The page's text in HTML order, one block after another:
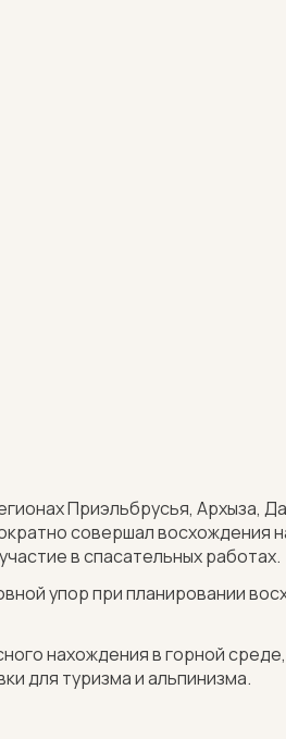
Приэльбрусья, Архыза,
совершал восхождения
в спасательных работах.
упор при планировании
нахождения в горной
для туризма и альпинизма.